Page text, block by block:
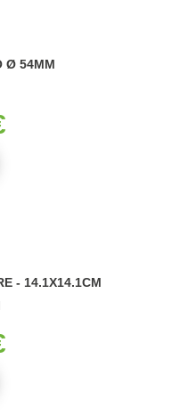
Ø 54MM
- 14.1X14.1CM